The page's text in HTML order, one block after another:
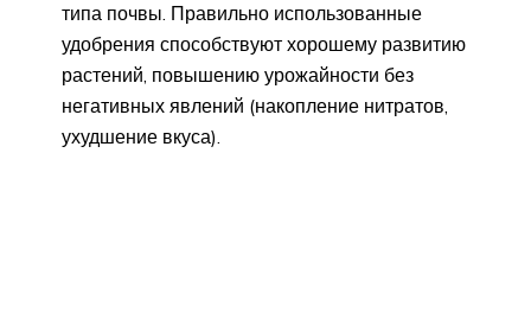
типа почвы. Правильно использованные
удобрения способствуют хорошему развитию
растений, повышению урожайности без
негативных явлений (накопление нитратов,
ухудшение вкуса).